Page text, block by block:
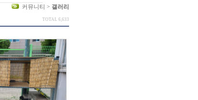
커뮤니티 > 갤러리
TOTAL 6,633